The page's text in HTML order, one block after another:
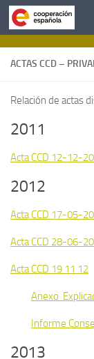
Saltar al
ACTAS CCD –
Relación de actas
2011
Acta CCD 12-12-
2012
Acta CCD 17-05-
Acta CCD 28-06-
Acta CCD 19 11 12
Anexo
Informe
2013